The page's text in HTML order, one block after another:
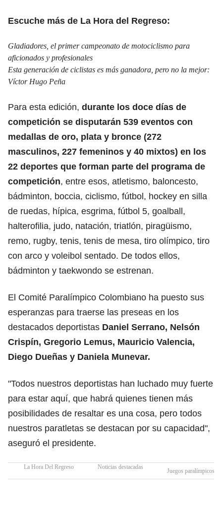
Escuche más de La Hora del Regreso:
Gladiadores, el primer campeonato de motociclismo para
aficionados y profesionales
Esta generación de ciclistas es más ganadora, pero no la mejor:
Víctor Hugo Peña
Para esta edición, durante los doce días de
competición se disputarán 539 eventos con
medallas de oro, plata y bronce (272
masculinos, 227 femeninos y 40 mixtos) en los
22 deportes que forman parte del programa de
competición, entre esos, atletismo, baloncesto,
bádminton, boccia, ciclismo, fútbol, hockey en silla
de ruedas, hípica, esgrima, fútbol 5, goalball,
halterofilia, judo, natación, triatlón, piragüismo,
remo, rugby, tenis, tenis de mesa, tiro olímpico, tiro
con arco y voleibol sentado. De todos ellos,
bádminton y taekwondo se estrenan.
El Comité Paralímpico Colombiano ha puesto sus
esperanzas para traerse las preseas en los
destacados deportistas Daniel Serrano, Nelsón
Crispín, Gregorio Lemus, Mauricio Valencia,
Diego Dueñas y Daniela Munevar.
"Todos nuestros deportistas han luchado muy fuerte
para estar aquí, que habrá quienes tienen más
posibilidades de resaltar es una cosa, pero todos
nuestros paratletas se destacan por su capacidad",
aseguró el presidente.
La Hora Del Regreso Noticias destacadas
Juegos paralímpicos